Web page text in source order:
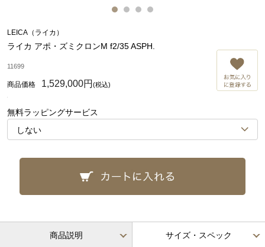
LEICA（ライカ）
ライカ アポ・ズミクロンM f2/35 ASPH.
11699
1,529,000円 (税込)
無料ラッピングサービス
商品説明 サイズ・スペック